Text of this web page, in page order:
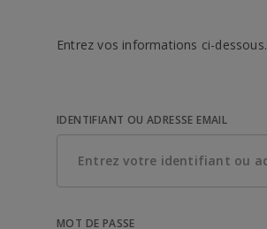
Entrez vos informations ci-dessous.
IDENTIFIANT OU ADRESSE EMAIL
MOT DE PASSE